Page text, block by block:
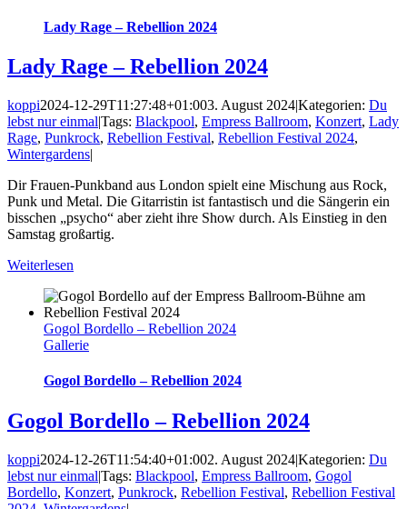
Lady Rage – Rebellion 2024
Lady Rage – Rebellion 2024
koppi2024-12-29T11:27:48+01:003. August 2024|Kategorien: Du
lebst nur einmal|Tags: Blackpool, Empress Ballroom, Konzert, Lady
Rage, Punkrock, Rebellion Festival, Rebellion Festival 2024,
Wintergardens|
Dir Frauen-Punkband aus London spielt eine Mischung aus Rock,
Punk und Metal. Die Gitarristin ist fantastisch und die Sängerin ein
bisschen „psycho“ aber zieht ihre Show durch. Als Einstieg in den
Samstag großartig.
Weiterlesen
Gogol Bordello – Rebellion 2024
Gallerie
Gogol Bordello – Rebellion 2024
Gogol Bordello – Rebellion 2024
koppi2024-12-26T11:54:40+01:002. August 2024|Kategorien: Du
lebst nur einmal|Tags: Blackpool, Empress Ballroom, Gogol
Bordello, Konzert, Punkrock, Rebellion Festival, Rebellion Festival